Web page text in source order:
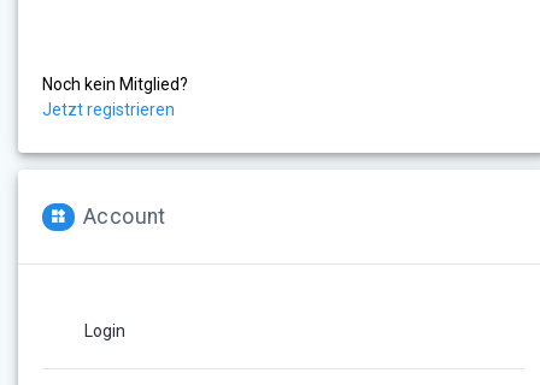
Noch kein Mitglied?
Jetzt registrieren
Account
Login